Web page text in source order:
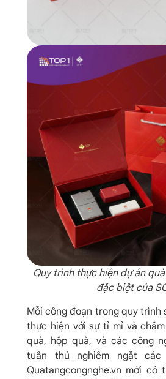
Quy trình thực hiện dự án
đặc biệt của
Mỗi công đoạn trong quy trình
thực hiện với sự tỉ mỉ và
quà, hộp quà, và các công
tuân thủ nghiêm ngặt các
Quatangcongnghe.vn mới có